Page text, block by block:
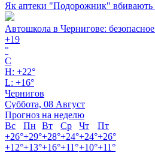
Як аптеки "Подорожник" вбивають
Автошкола в Чернигове:
+19
°
C
H: +22°
L: +16°
Чернигов
Суббота, 08 Август
Прогноз на неделю
Вс
Пн Вт Ср Чт
Пт
+26°+29°+28°+24°+24°+26°
+12°+13°+16°+11°+10°+11°